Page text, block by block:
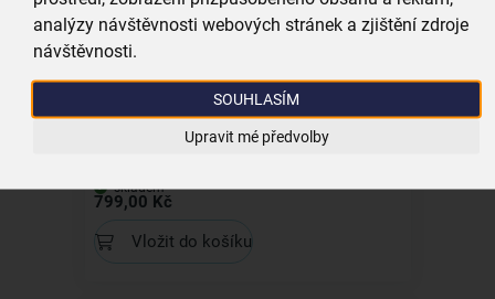
analýzy návštěvnosti webových stránek a zjištění zdroje
návštěvnosti.
SOUHLASÍM
Upravit mé předvolby
Vál na těsto 70x49,5 cm
skladem
799,00 Kč
Vložit do košíku